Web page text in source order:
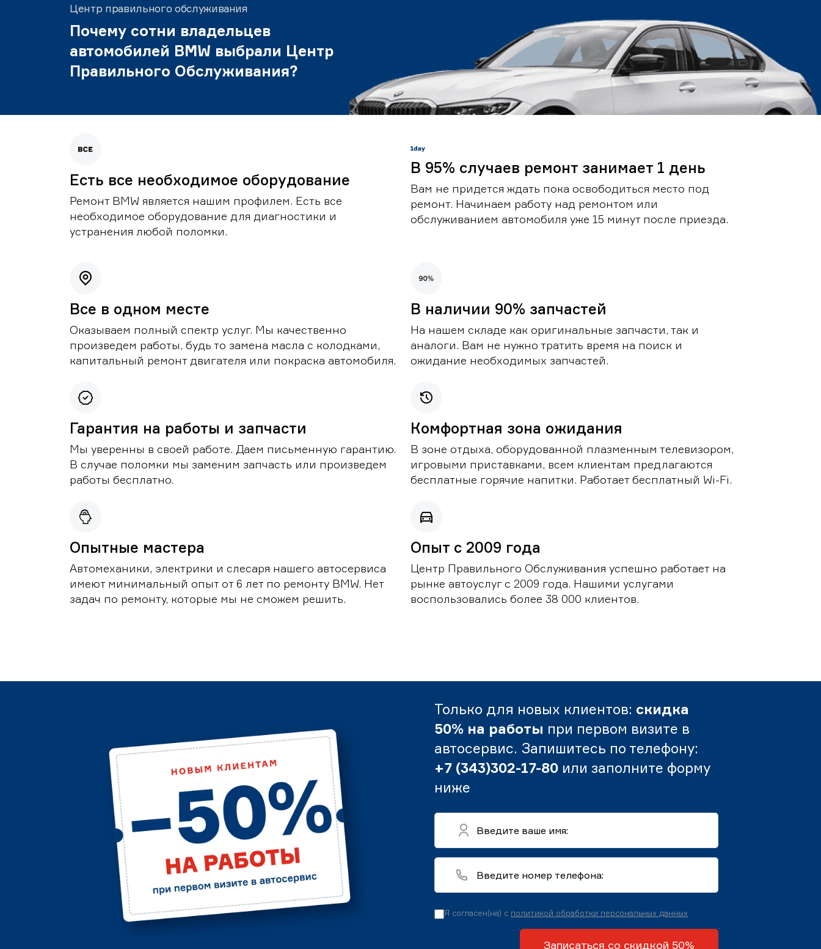
Центр правильного обслуживания
Почему сотни владельцев
автомобилей BMW выбрали Центр
Правильного Обслуживания?
Есть все необходимое оборудование
Ремонт BMW является нашим профилем. Есть все
необходимое оборудование для диагностики и
устранения любой поломки.
В 95% случаев ремонт занимает 1 день
Вам не придется ждать пока освободиться место под
ремонт. Начинаем работу над ремонтом или
обслуживанием автомобиля уже 15 минут после приезда.
Все в одном месте
Оказываем полный спектр услуг. Мы качественно
произведем работы, будь то замена масла с колодками,
капитальный ремонт двигателя или покраска автомобиля.
В наличии 90% запчастей
На нашем складе как оригинальные запчасти, так и
аналоги. Вам не нужно тратить время на поиск и
ожидание необходимых запчастей.
Гарантия на работы и запчасти
Мы уверенны в своей работе. Даем письменную гарантию.
В случае поломки мы заменим запчасть или произведем
работы бесплатно.
Комфортная зона ожидания
В зоне отдыха, оборудованной плазменным телевизором,
игровыми приставками, всем клиентам предлагаются
бесплатные горячие напитки. Работает бесплатный Wi-Fi.
Опытные мастера
Автомеханики, электрики и слесаря нашего автосервиса
имеют минимальный опыт от 6 лет по ремонту BMW. Нет
задач по ремонту, которые мы не сможем решить.
Опыт с 2009 года
Центр Правильного Обслуживания успешно работает на
рынке автоуслуг с 2009 года. Нашими услугами
воспользовались более 38 000 клиентов.
Только для новых клиентов: скидка
50% на работы при первом визите в
автосервис. Запишитесь по телефону:
+7 (343)302-17-80 или заполните форму
ниже
Я согласен(на) с политикой обработки персональных данных
Записаться со скидкой 50%